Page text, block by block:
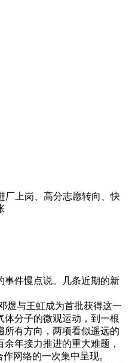
厂上岗、高分志愿转向、快
事件慢点说。几条近期的新
煜与王虹成为首批获得这一
体分子的微观运动，到一根
所有方向，两项看似遥远的
年接力推进的重大难题，
网络的一次集中呈现。